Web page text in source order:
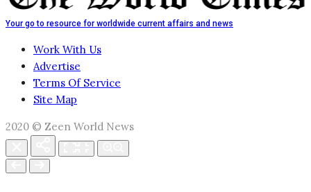
Your go to resource for worldwide current affairs and news
Work With Us
Advertise
Terms Of Service
Site Map
2020 © Zeen World News